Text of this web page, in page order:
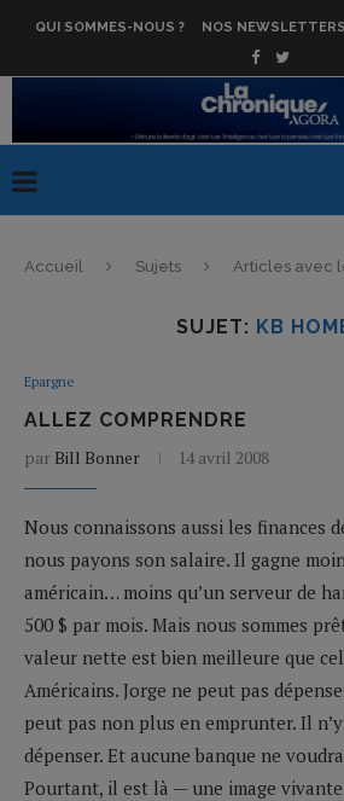
QUI SOMMES-NOUS ? NOS NEWSLETTERS
Accueil Sujets Articles avec
SUJET: KB
Epargne
ALLEZ COMPRENDRE
par Bill Bonner 14 avril 2008
Nous connaissons aussi les finances
nous payons son salaire. Il gagne
américain… moins qu’un serveur de
500 $ par mois. Mais nous sommes
valeur nette est bien meilleure que
Américains. Jorge ne peut pas
peut pas non plus en emprunter. Il
dépenser. Et aucune banque ne
Pourtant, il est là — une image